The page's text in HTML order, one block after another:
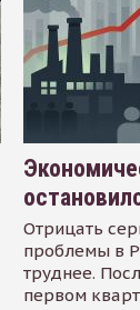
Отрицать
проблемы в
труднее.
первом